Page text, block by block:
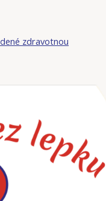
zdravotnou